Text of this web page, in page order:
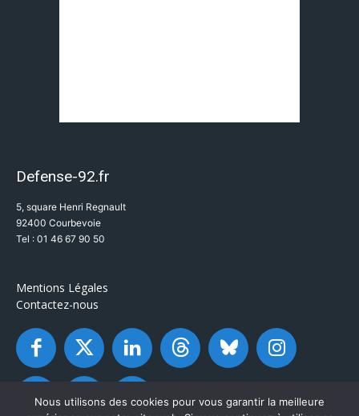
Defense-92.fr
5, square Henri Regnault
92400 Courbevoie
Tel : 01 46 67 90 50
Mentions Légales
Contactez-nous
Nous utilisons des cookies pour vous garantir la meilleure